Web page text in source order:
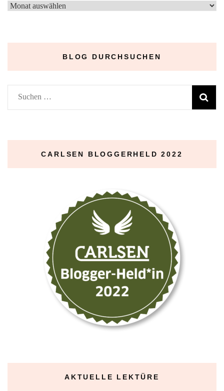
–
BLOG DURCHSUCHEN
Suchen
nach:
CARLSEN BLOGGERHELD 2022
AKTUELLE LEKTÜRE